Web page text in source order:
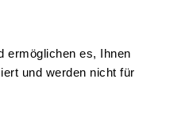
ermöglichen es, Ihnen
und werden nicht für